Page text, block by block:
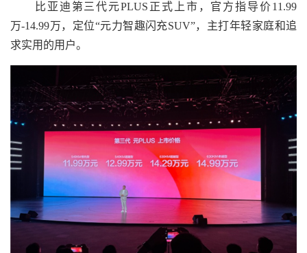
比亚迪第三代元PLUS正式上市，官方指导价11.99
万-14.99万，定位“元力智趣闪充SUV”，主打年轻家庭和追
求实用的用户。